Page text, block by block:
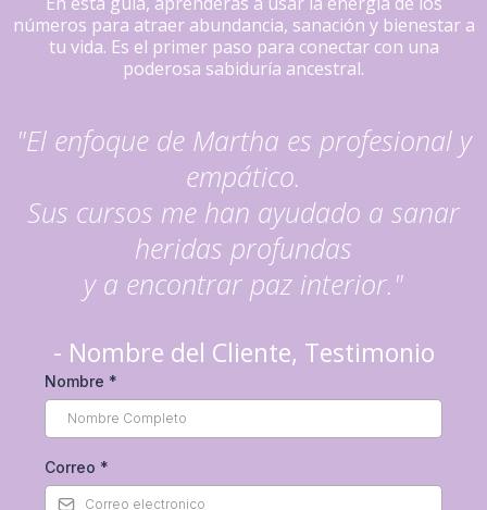
números para atraer abundancia, sanación y bienestar a
tu vida. Es el primer paso para conectar con una
poderosa sabiduría ancestral.
"El enfoque de Martha es profesional y
empático.
Sus cursos me han ayudado a sanar
heridas profundas
y a encontrar paz interior."
- Nombre del Cliente, Testimonio
Nombre *
Correo *